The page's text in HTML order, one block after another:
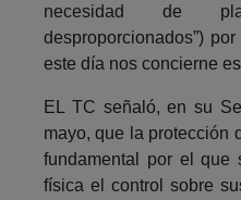
necesidad de
desproporcionados”)
este día nos concierne
EL TC señaló, en su
mayo, que la protección
fundamental por el que
física el control sobre